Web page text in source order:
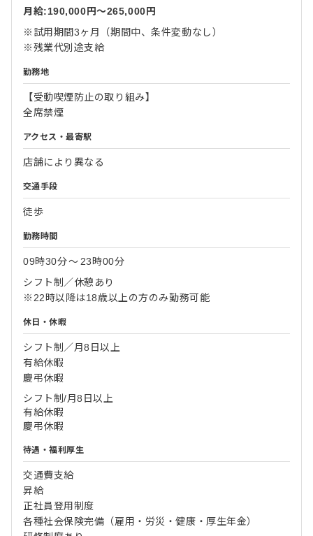
月給:190,000円〜265,000円
※試用期間3ヶ月（期間中、条件変動なし）
※残業代別途支給
勤務地
【受動喫煙防止の取り組み】
全席禁煙
アクセス・最寄駅
店舗により異なる
交通手段
徒歩
勤務時間
09時30分〜 23時00分
シフト制／休憩あり
※22時以降は18歳以上の方のみ勤務可能
休日・休暇
シフト制／月8日以上
有給休暇
慶弔休暇
シフト制/月8日以上
有給休暇
慶弔休暇
待遇・福利厚生
交通費支給
昇給
正社員登用制度
各種社会保険完備（雇用・労災・健康・厚生年金）